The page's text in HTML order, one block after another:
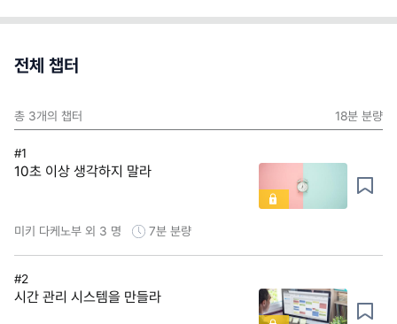
전체 챕터
총 3개의 챕터 18분 분량
#1
10초 이상 생각하지 말라
미키 다케노부 외 3 명 7분 분량
#2
시간 관리 시스템을 만들라